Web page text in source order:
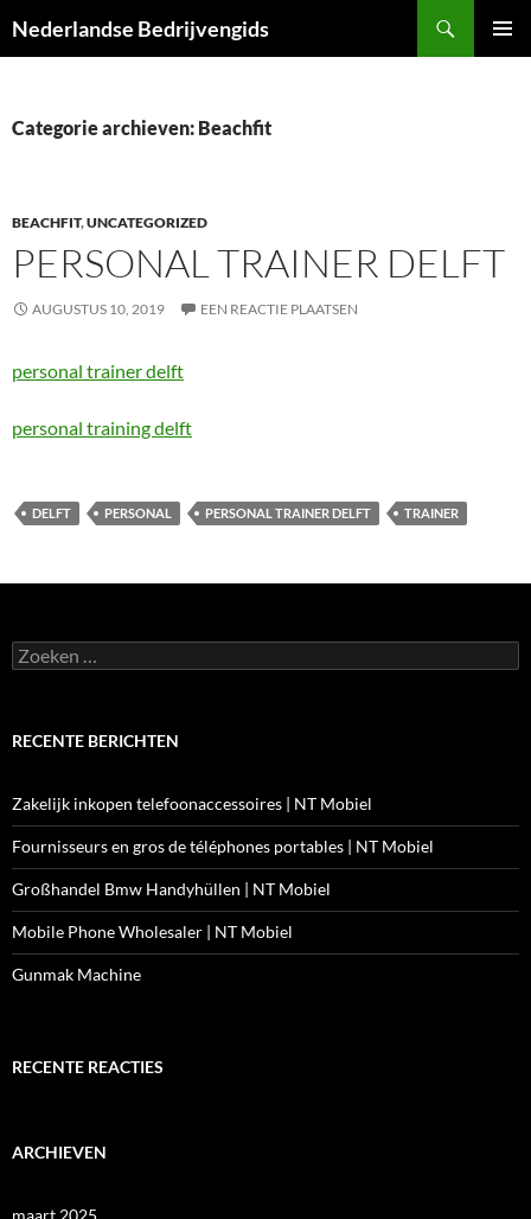
naar
Nederlandse Bedrijvengids
Categorie archieven: Beachfit
BEACHFIT,UNCATEGORIZED
PERSONAL TRAINER DELFT
AUGUSTUS 10, 2019 EEN REACTIE PLAATSEN
personal trainer delft
personal training delft
DELFT PERSONAL PERSONAL TRAINER DELFT TRAINER
Zoeken
naar:
RECENTE BERICHTEN
Zakelijk inkopen telefoonaccessoires | NT Mobiel
Fournisseurs en gros de téléphones portables | NT Mobiel
Großhandel Bmw Handyhüllen | NT Mobiel
Mobile Phone Wholesaler | NT Mobiel
Gunmak Machine
RECENTE REACTIES
ARCHIEVEN
maart 2025